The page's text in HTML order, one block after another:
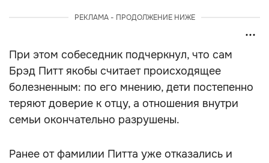
РЕКЛАМА - ПРОДОЛЖЕНИЕ НИЖЕ
При этом собеседник подчеркнул, что сам
Брэд Питт якобы считает происходящее
болезненным: по его мнению, дети постепенно
теряют доверие к отцу, а отношения внутри
семьи окончательно разрушены.
Ранее от фамилии Питта уже отказались и